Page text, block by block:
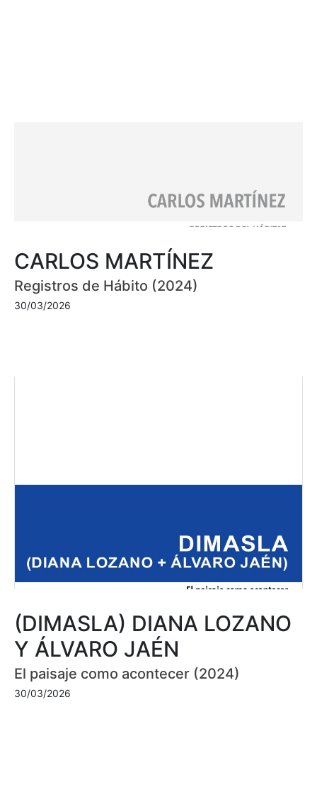
CARLOS MARTÍNEZ
Registros de Hábito (2024)
30/03/2026
(DIMASLA) DIANA LOZANO
Y ÁLVARO JAÉN
El paisaje como acontecer (2024)
30/03/2026